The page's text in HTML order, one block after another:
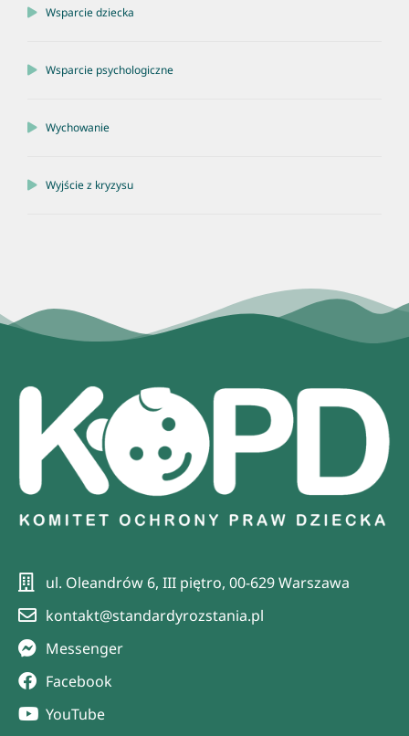
Wsparcie dziecka
Wsparcie psychologiczne
Wychowanie
Wyjście z kryzysu
ul. Oleandrów 6, III piętro, 00-629 Warszawa
kontakt@standardyrozstania.pl
Messenger
Facebook
YouTube